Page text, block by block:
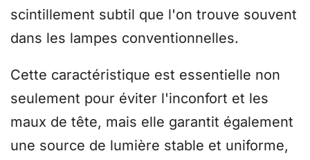
scintillement subtil que l'on trouve souvent
dans les lampes conventionnelles.
Cette caractéristique est essentielle non
seulement pour éviter l'inconfort et les
maux de tête, mais elle garantit également
une source de lumière stable et uniforme,